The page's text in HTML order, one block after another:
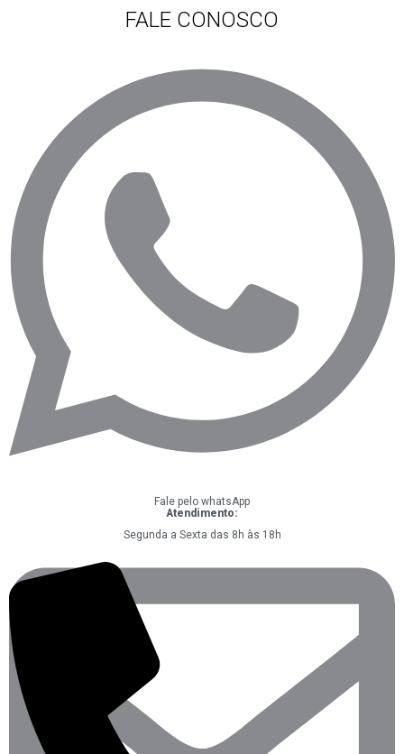
FALE CONOSCO
Fale pelo whatsApp
Atendimento:
Segunda a Sexta das 8h às 18h